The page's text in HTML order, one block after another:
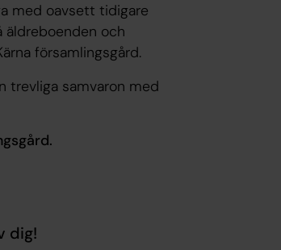
med oavsett tidigare
äldreboenden och
församlingsgård.
trevliga samvaron med
dig!